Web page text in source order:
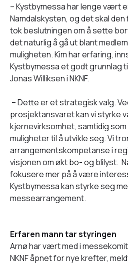
– Kystbymessa har lenge vært
Namdalskysten, og det skal
tok beslutningen om å sette
det naturlig å gå ut blant
muligheten. Kim har erfaring,
Kystbymessa et godt grunnlag
Jonas Williksen i NKNF.
– Dette er et strategisk valg.
prosjektansvaret kan vi styrke
kjernevirksomhet, samtidig
muligheter til å utvikle seg. Vi
arrangementskompetanse i
visjonen om økt bo- og blilyst.
fokusere mer på å være
Kystbymessa kan styrke seg
messearrangement.
Erfaren mann tar styringen
Arnø har vært med i
NKNF åpnet for nye krefter,